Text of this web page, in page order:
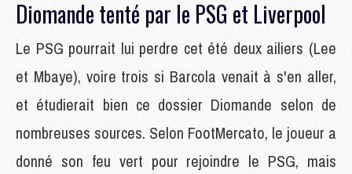
Diomande tenté par le PSG et Liverpool
Le PSG pourrait lui perdre cet été deux ailiers (Lee
et Mbaye), voire trois si Barcola venait à s'en aller,
et étudierait bien ce dossier Diomande selon de
nombreuses sources. Selon FootMercato, le joueur a
donné son feu vert pour rejoindre le PSG, mais